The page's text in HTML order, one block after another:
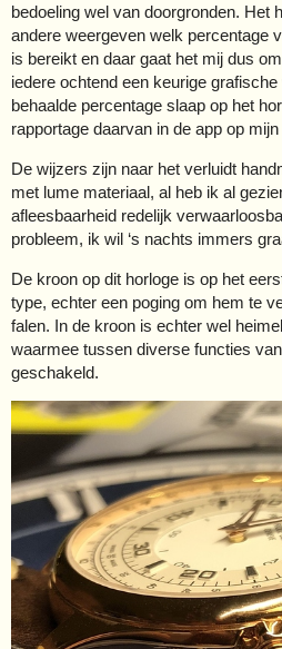
bedoeling wel van doorgronden. Het
andere weergeven welk percentage
is bereikt en daar gaat het mij dus
iedere ochtend een keurige
behaalde percentage slaap op het
rapportage daarvan in de app op mijn
De wijzers zijn naar het verluidt
met lume materiaal, al heb ik al
afleesbaarheid redelijk
probleem, ik wil ‘s nachts immers
De kroon op dit horloge is op het
type, echter een poging om hem te
falen. In de kroon is echter wel
waarmee tussen diverse functies
geschakeld.